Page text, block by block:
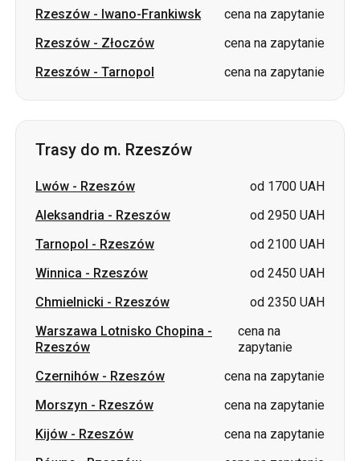
Rzeszów - Iwano-Frankiwsk
cena na zapytanie
Rzeszów - Złoczów
cena na zapytanie
Rzeszów - Tarnopol cena na zapytanie
Trasy do m. Rzeszów
Lwów - Rzeszów
od 1700 UAH
Aleksandria - Rzeszów
od 2950 UAH
Tarnopol - Rzeszów
od 2100 UAH
Winnica - Rzeszów
od 2450 UAH
Chmielnicki - Rzeszów
od 2350 UAH
Warszawa Lotnisko Chopina -
Rzeszów
cena na
zapytanie
Czernihów - Rzeszów
cena na zapytanie
Morszyn - Rzeszów
cena na zapytanie
Kijów - Rzeszów
cena na zapytanie